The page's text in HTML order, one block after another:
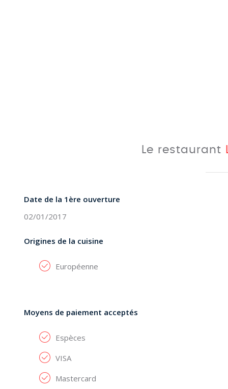
Le restaurant
Date de la 1ère ouverture
02/01/2017
Origines de la cuisine
Européenne
Moyens de paiement acceptés
Espèces
VISA
Mastercard